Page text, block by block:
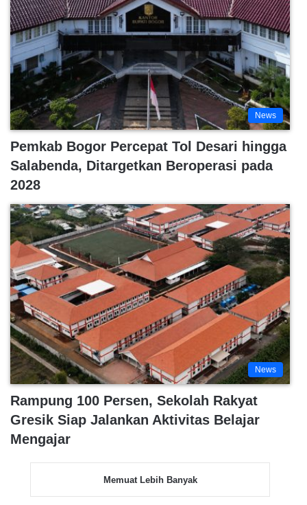
News
Pemkab Bogor Percepat Tol Desari hingga
Salabenda, Ditargetkan Beroperasi pada
2028
News
Rampung 100 Persen, Sekolah Rakyat
Gresik Siap Jalankan Aktivitas Belajar
Mengajar
Memuat Lebih Banyak